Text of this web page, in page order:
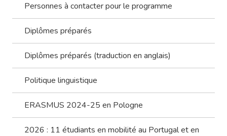
Personnes à contacter pour le programme
Diplômes préparés
Diplômes préparés (traduction en anglais)
Politique linguistique
ERASMUS 2024-25 en Pologne
2026 : 11 étudiants en mobilité au Portugal et en